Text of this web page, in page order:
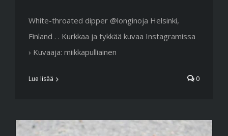
White-throated dipper @longinoja Helsinki,
Finland . . Kurkkaa ja tykkää kuvaa Instagramissa
› Kuvaaja: miikkapulliainen
Lue lisää 0